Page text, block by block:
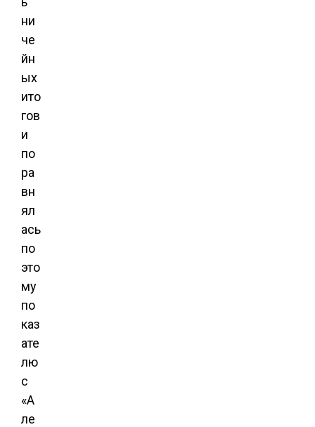
ни
че
йн
ых
ито
гов
и
по
ра
вн
ял
ась
по
это
му
по
каз
ате
лю
с
«А
ле